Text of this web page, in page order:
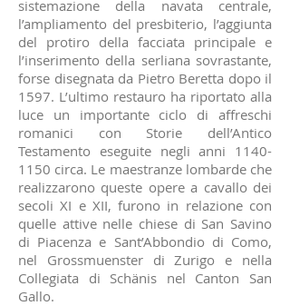
sistemazione della navata centrale,
l’ampliamento del presbiterio, l’aggiunta
del protiro della facciata principale e
l’inserimento della serliana sovrastante,
forse disegnata da Pietro Beretta dopo il
1597. L’ultimo restauro ha riportato alla
luce un importante ciclo di affreschi
romanici con Storie dell’Antico
Testamento eseguite negli anni 1140-
1150 circa. Le maestranze lombarde che
realizzarono queste opere a cavallo dei
secoli XI e XII, furono in relazione con
quelle attive nelle chiese di San Savino
di Piacenza e Sant’Abbondio di Como,
nel Grossmuenster di Zurigo e nella
Collegiata di Schänis nel Canton San
Gallo.